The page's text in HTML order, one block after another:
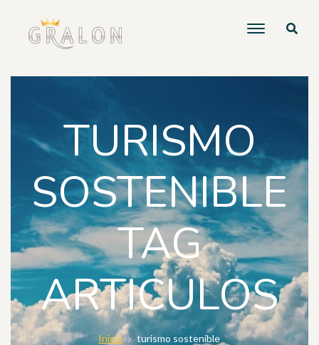
TURISMO
SOSTENIBLE
TAG
ARTICULOS
Inicio turismo sostenible